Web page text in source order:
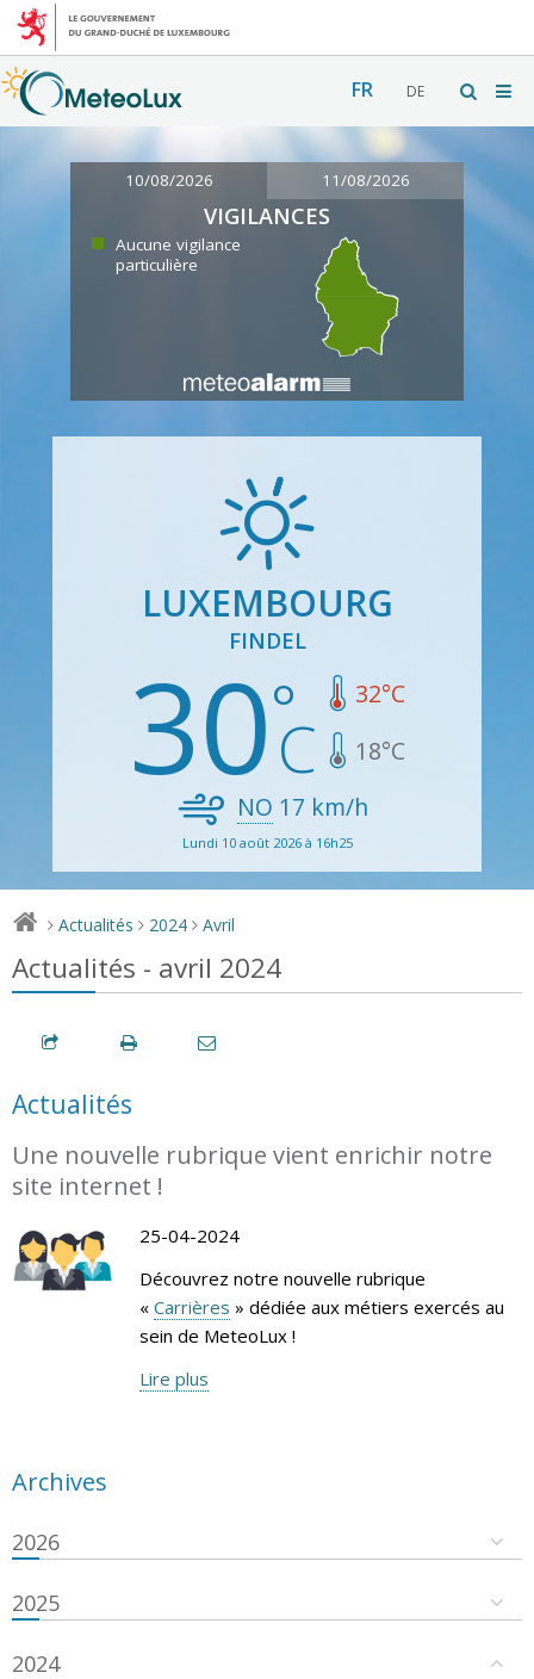
FR DE
10/08/2026 11/08/2026
VIGILANCES
Aucune vigilance
particulière
LUXEMBOURG
FINDEL
30 32°C
18°C
NO 17 km/h
Lundi 10 août 2026 à 16h25
> Actualités > 2024 > Avril
Actualités - avril 2024
Actualités
Une nouvelle rubrique vient enrichir notre
site internet !
25-04-2024
Découvrez notre nouvelle rubrique
« Carrières » dédiée aux métiers exercés au
sein de MeteoLux !
Lire plus
Archives
2026
2025
2024